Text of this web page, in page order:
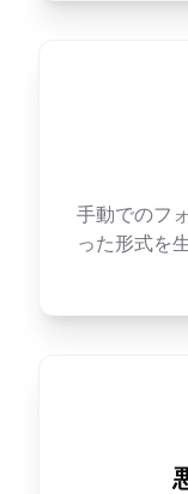
手動でのフ
った形式を